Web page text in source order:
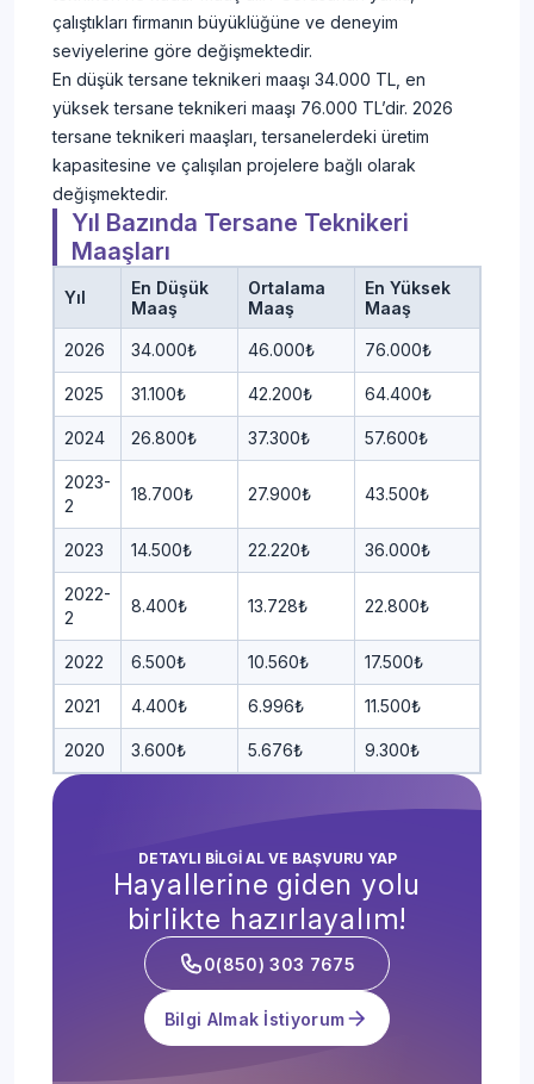
çalıştıkları firmanın büyüklüğüne ve deneyim
seviyelerine göre değişmektedir.
En düşük tersane teknikeri maaşı 34.000 TL, en
yüksek tersane teknikeri maaşı 76.000 TL’dir. 2026
tersane teknikeri maaşları, tersanelerdeki üretim
kapasitesine ve çalışılan projelere bağlı olarak
değişmektedir.
Yıl Bazında Tersane Teknikeri
Maaşları
Yıl
En Düşük
Maaş
Ortalama
Maaş
En Yüksek
Maaş
2026 34.000₺ 46.000₺ 76.000₺
2025 31.100₺ 42.200₺ 64.400₺
2024 26.800₺ 37.300₺ 57.600₺
2023-
2
18.700₺ 27.900₺ 43.500₺
2023 14.500₺ 22.220₺ 36.000₺
2022-
2
8.400₺ 13.728₺ 22.800₺
2022 6.500₺ 10.560₺ 17.500₺
2021 4.400₺ 6.996₺ 11.500₺
2020 3.600₺ 5.676₺ 9.300₺
DETAYLI BİLGİ AL VE BAŞVURU YAP
Hayallerine giden yolu
birlikte hazırlayalım!
0(850) 303 7675
Bilgi Almak İstiyorum